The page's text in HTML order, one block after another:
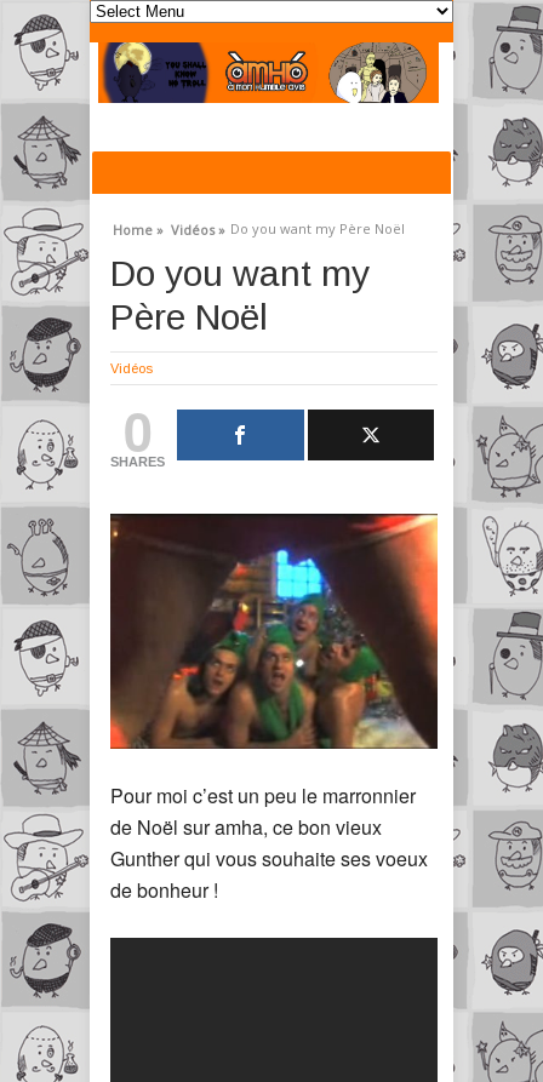
Home » Vidéos » Do you want my Père Noël
Do you want my
Père Noël
Vidéos
0
SHARES
Pour moi c’est un peu le marronnier
de Noël sur amha, ce bon vieux
Gunther qui vous souhaite ses voeux
de bonheur !